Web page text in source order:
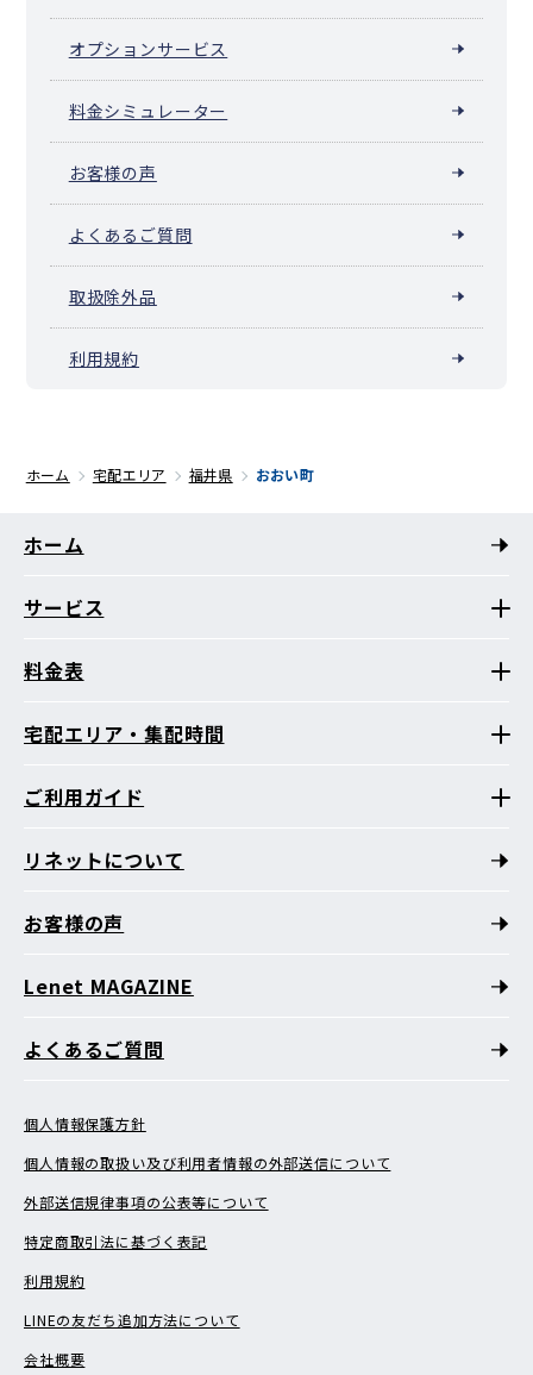
オプションサービス
料金シミュレーター
お客様の声
よくあるご質問
取扱除外品
利用規約
ホーム 宅配エリア 福井県 おおい町
ホーム
サービス
料金表
宅配エリア・集配時間
ご利用ガイド
リネットについて
お客様の声
Lenet MAGAZINE
よくあるご質問
個人情報保護方針
個人情報の取扱い及び利用者情報の外部送信について
外部送信規律事項の公表等について
特定商取引法に基づく表記
利用規約
LINEの友だち追加方法について
会社概要